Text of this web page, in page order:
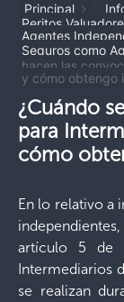
Principal
Peritos
Agentes
Seguros como
hacen las
y cómo obtengo
¿Cuándo
para
cómo
En lo relativo a
artículo 5 de
Intermediarios
se realizan